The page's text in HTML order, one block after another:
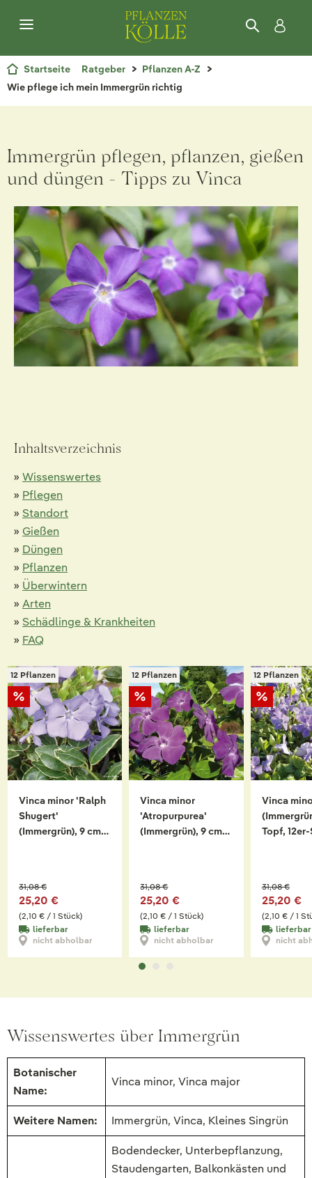
Startseite Ratgeber
Pflanzen A-Z
Wie pflege ich mein Immergrün richtig
Immergrün pflegen, pflanzen, gießen
und düngen - Tipps zu Vinca
Inhaltsverzeichnis
» Wissenswertes
» Pflegen
» Standort
» Gießen
» Düngen
» Pflanzen
» Überwintern
» Arten
» Schädlinge & Krankheiten
» FAQ
12 Pflanzen
Vinca minor 'Ralph
Shugert'
(Immergrün), 9 cm
(2,10 € / 1 Stück)
31,08 €
25,20 €
lieferbar
nicht abholbar
12 Pflanzen
Vinca minor
'Atropurpurea'
(Immergrün), 9 cm
(2,10 € / 1 Stück)
31,08 €
25,20 €
lieferbar
nicht abholbar
12 Pflanzen
Vinca
Topf,
(2,10 € / 1
31,08 €
25,20 €
lieferbar
nicht
Wissenswertes über Immergrün
Botanischer
Name:
Vinca minor, Vinca major
Weitere Namen: Immergrün, Vinca, Kleines Singrün
Bodendecker, Unterbepflanzung,
Staudengarten, Balkonkästen und